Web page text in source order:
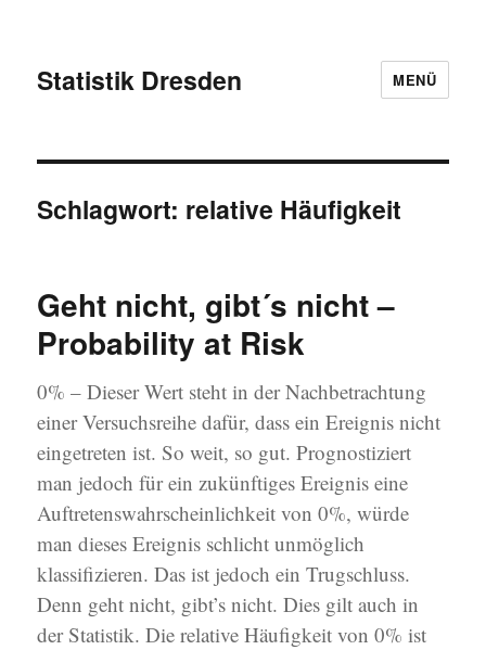
Statistik Dresden MENÜ
Schlagwort: relative Häufigkeit
Geht nicht, gibt´s nicht –
Probability at Risk
0% – Dieser Wert steht in der Nachbetrachtung
einer Versuchsreihe dafür, dass ein Ereignis nicht
eingetreten ist. So weit, so gut. Prognostiziert
man jedoch für ein zukünftiges Ereignis eine
Auftretenswahrscheinlichkeit von 0%, würde
man dieses Ereignis schlicht unmöglich
klassifizieren. Das ist jedoch ein Trugschluss.
Denn geht nicht, gibt’s nicht. Dies gilt auch in
der Statistik. Die relative Häufigkeit von 0% ist